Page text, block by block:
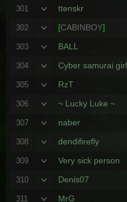
301 ttenskr
302 [CABINBOY]
303 BALL
304 Cyber samurai girl
305 RzT
306 ~ Lucky Luke ~
307 naber
308 dendifirefly
309 Very sick person
310 Denis07
311 MrG